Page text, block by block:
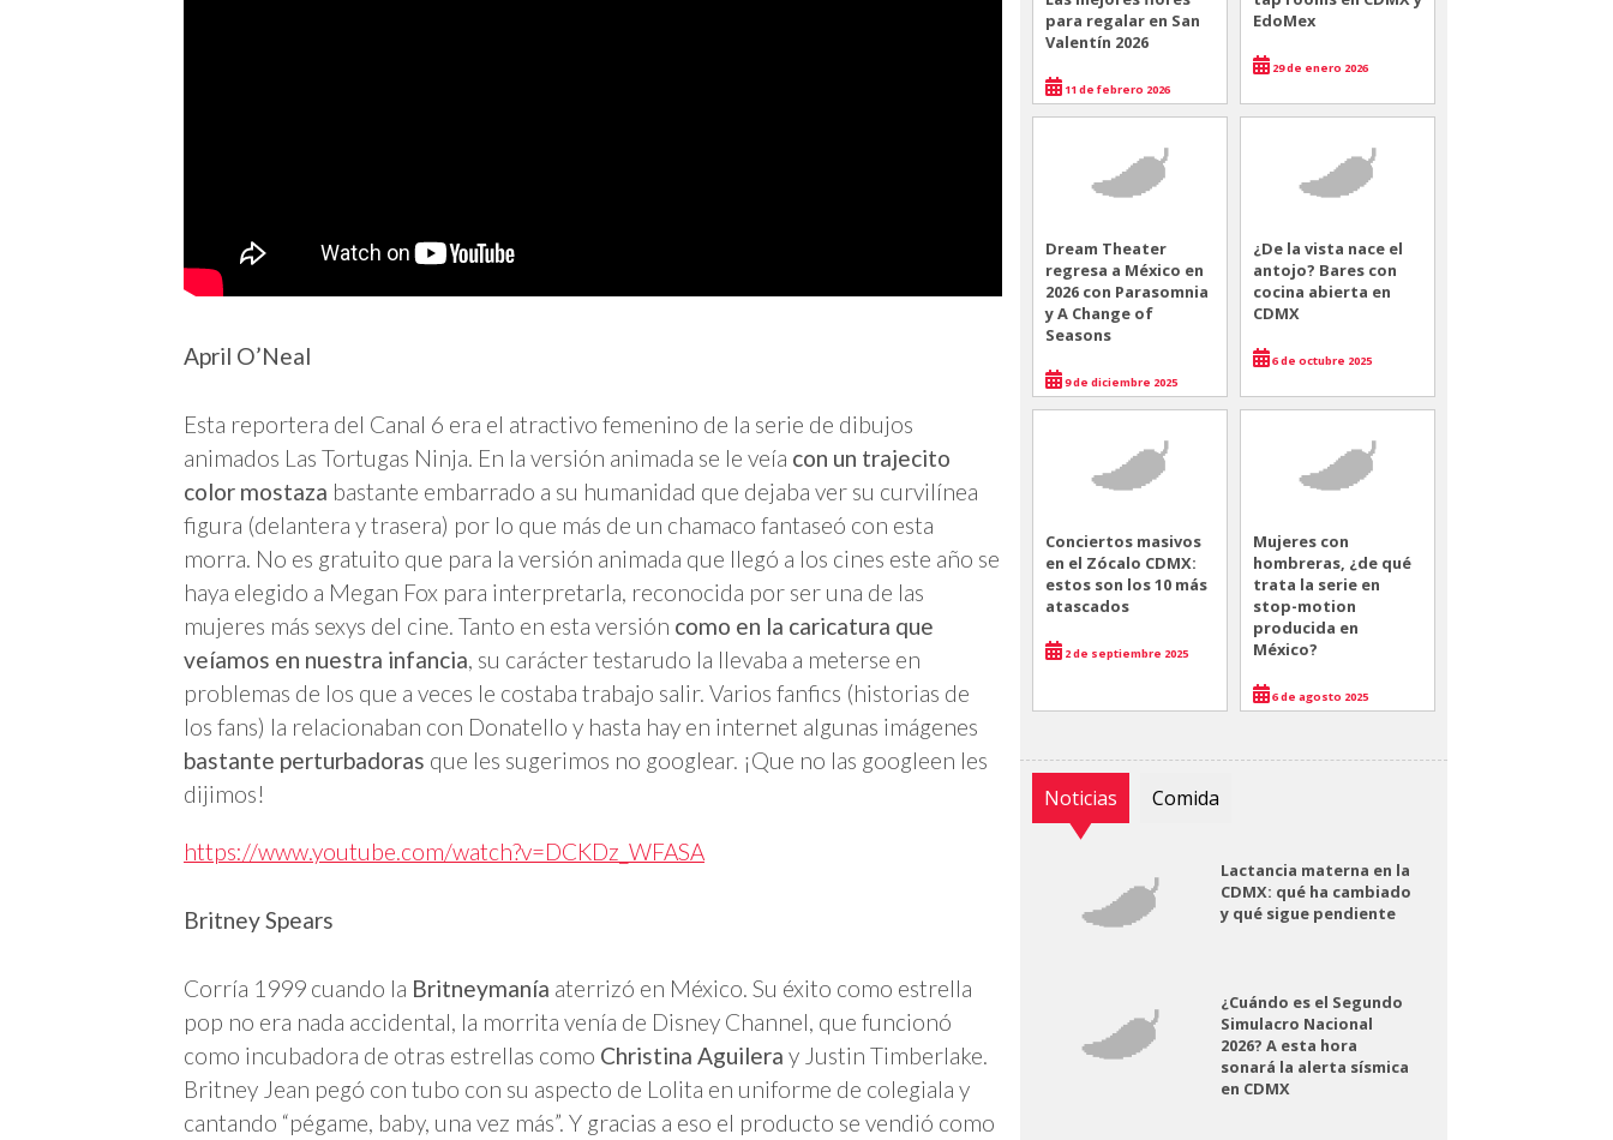
April O’Neal
Esta reportera del Canal 6 era el atractivo femenino de la serie de dibujos
animados Las Tortugas Ninja. En la versión animada se le veía con un trajecito
color mostaza bastante embarrado a su humanidad que dejaba ver su curvilínea
figura (delantera y trasera) por lo que más de un chamaco fantaseó con esta
morra. No es gratuito que para la versión animada que llegó a los cines este año se
haya elegido a Megan Fox para interpretarla, reconocida por ser una de las
mujeres más sexys del cine. Tanto en esta versión como en la caricatura que
veíamos en nuestra infancia, su carácter testarudo la llevaba a meterse en
problemas de los que a veces le costaba trabajo salir. Varios fanfics (historias de
los fans) la relacionaban con Donatello y hasta hay en internet algunas imágenes
bastante perturbadoras que les sugerimos no googlear. ¡Que no las googleen les
dijimos!
https://www.youtube.com/watch?v=DCKDz_WFASA
Britney Spears
Corría 1999 cuando la Britneymanía aterrizó en México. Su éxito como estrella
pop no era nada accidental, la morrita venía de Disney Channel, que funcionó
como incubadora de otras estrellas como Christina Aguilera y Justin Timberlake.
Britney Jean pegó con tubo con su aspecto de Lolita en uniforme de colegiala y
cantando “pégame, baby, una vez más”. Y gracias a eso el producto se vendió como
para regalar en San
Valentín 2026
11 de febrero 2026
EdoMex
29 de enero 2026
Dream Theater
regresa a México en
2026 con Parasomnia
y A Change of
Seasons
9 de diciembre 2025
¿De la vista nace el
antojo? Bares con
cocina abierta en
CDMX
6 de octubre 2025
Conciertos masivos
en el Zócalo CDMX:
estos son los 10 más
atascados
2 de septiembre 2025
Mujeres con
hombreras, ¿de qué
trata la serie en
stop-motion
producida en
México?
6 de agosto 2025
Noticias Comida
Lactancia materna en la
CDMX: qué ha cambiado
y qué sigue pendiente
¿Cuándo es el Segundo
Simulacro Nacional
2026? A esta hora
sonará la alerta sísmica
en CDMX